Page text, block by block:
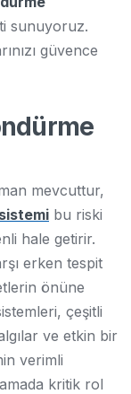
sunuyoruz.
güvence
mevcuttur,
bu riski
hale getirir.
erken tespit
önüne
çeşitli
ve etkin bir
verimli
kritik rol